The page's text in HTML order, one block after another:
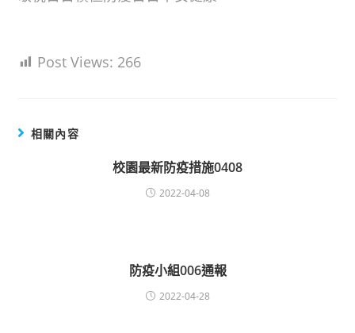
Post Views: 266
相關內容
校園最新防疫措施0408
2022-04-08
防疫小組006通報
2022-04-28